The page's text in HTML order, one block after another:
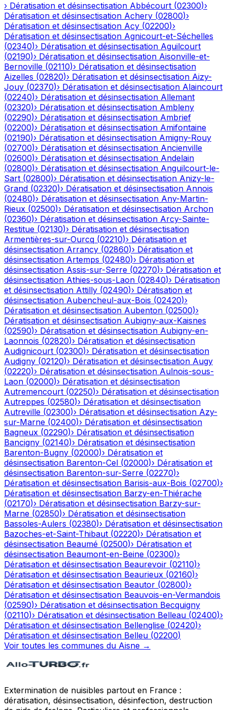
› Dératisation et désinsectisation Abbécourt (02300)›
Dératisation et désinsectisation Achery (02800)›
Dératisation et désinsectisation Acy (02200)›
Dératisation et désinsectisation Agnicourt-et-Séchelles
(02340)› Dératisation et désinsectisation Aguilcourt
(02190)› Dératisation et désinsectisation Aisonville-et-
Bernoville (02110)› Dératisation et désinsectisation
Aizelles (02820)› Dératisation et désinsectisation Aizy-
Jouy (02370)› Dératisation et désinsectisation Alaincourt
(02240)› Dératisation et désinsectisation Allemant
(02320)› Dératisation et désinsectisation Ambleny
(02290)› Dératisation et désinsectisation Ambrief
(02200)› Dératisation et désinsectisation Amifontaine
(02190)› Dératisation et désinsectisation Amigny-Rouy
(02700)› Dératisation et désinsectisation Ancienville
(02600)› Dératisation et désinsectisation Andelain
(02800)› Dératisation et désinsectisation Anguilcourt-le-
Sart (02800)› Dératisation et désinsectisation Anizy-le-
Grand (02320)› Dératisation et désinsectisation Annois
(02480)› Dératisation et désinsectisation Any-Martin-
Rieux (02500)› Dératisation et désinsectisation Archon
(02360)› Dératisation et désinsectisation Arcy-Sainte-
Restitue (02130)› Dératisation et désinsectisation
Armentières-sur-Ourcq (02210)› Dératisation et
désinsectisation Arrancy (02860)› Dératisation et
désinsectisation Artemps (02480)› Dératisation et
désinsectisation Assis-sur-Serre (02270)› Dératisation et
désinsectisation Athies-sous-Laon (02840)› Dératisation
et désinsectisation Attilly (02490)› Dératisation et
désinsectisation Aubencheul-aux-Bois (02420)›
Dératisation et désinsectisation Aubenton (02500)›
Dératisation et désinsectisation Aubigny-aux-Kaisnes
(02590)› Dératisation et désinsectisation Aubigny-en-
Laonnois (02820)› Dératisation et désinsectisation
Audignicourt (02300)› Dératisation et désinsectisation
Audigny (02120)› Dératisation et désinsectisation Augy
(02220)› Dératisation et désinsectisation Aulnois-sous-
Laon (02000)› Dératisation et désinsectisation
Autremencourt (02250)› Dératisation et désinsectisation
Autreppes (02580)› Dératisation et désinsectisation
Autreville (02300)› Dératisation et désinsectisation Azy-
sur-Marne (02400)› Dératisation et désinsectisation
Bagneux (02290)› Dératisation et désinsectisation
Bancigny (02140)› Dératisation et désinsectisation
Barenton-Bugny (02000)› Dératisation et
désinsectisation Barenton-Cel (02000)› Dératisation et
désinsectisation Barenton-sur-Serre (02270)›
Dératisation et désinsectisation Barisis-aux-Bois (02700)›
Dératisation et désinsectisation Barzy-en-Thiérache
(02170)› Dératisation et désinsectisation Barzy-sur-
Marne (02850)› Dératisation et désinsectisation
Bassoles-Aulers (02380)› Dératisation et désinsectisation
Bazoches-et-Saint-Thibaut (02220)› Dératisation et
désinsectisation Beaumé (02500)› Dératisation et
désinsectisation Beaumont-en-Beine (02300)›
Dératisation et désinsectisation Beaurevoir (02110)›
Dératisation et désinsectisation Beaurieux (02160)›
Dératisation et désinsectisation Beautor (02800)›
Dératisation et désinsectisation Beauvois-en-Vermandois
(02590)› Dératisation et désinsectisation Becquigny
(02110)› Dératisation et désinsectisation Belleau (02400)›
Dératisation et désinsectisation Bellenglise (02420)›
Dératisation et désinsectisation Belleu (02200)
Voir toutes les communes du Aisne →
Extermination de nuisibles partout en France :
dératisation, désinsectisation, désinfection, destruction